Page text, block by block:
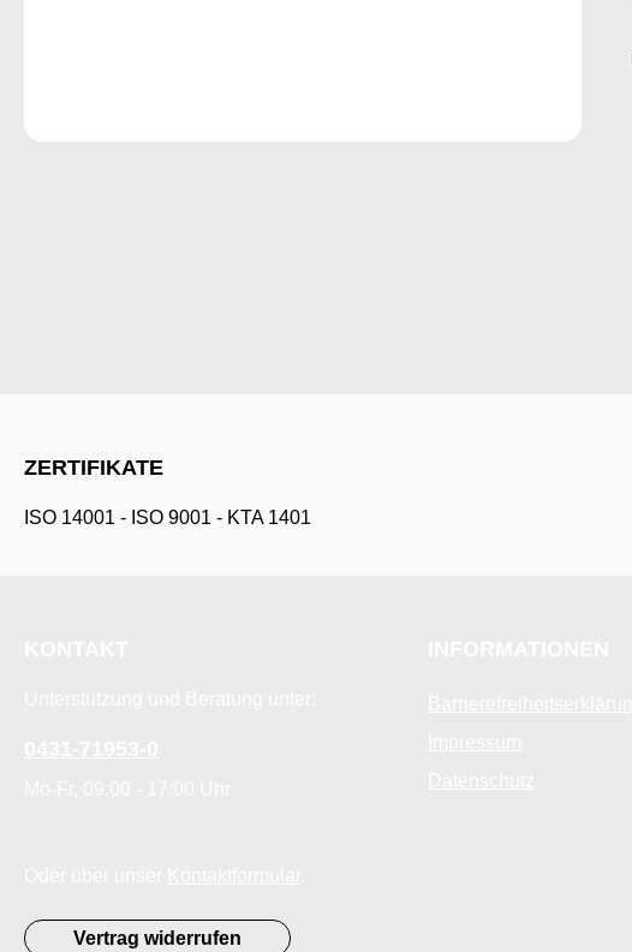
ZERTIFIKATE
ISO 14001 - ISO 9001 - KTA 1401
Vertrag widerrufen